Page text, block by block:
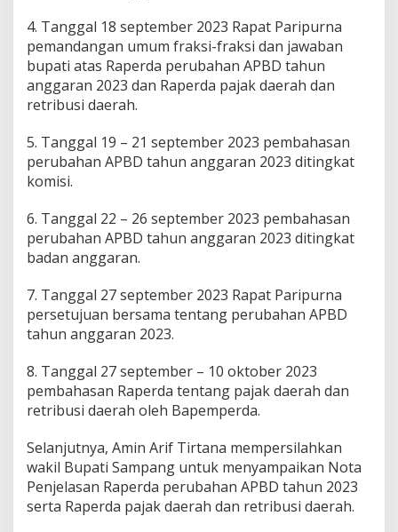
4. Tanggal 18 september 2023 Rapat Paripurna
pemandangan umum fraksi-fraksi dan jawaban
bupati atas Raperda perubahan APBD tahun
anggaran 2023 dan Raperda pajak daerah dan
retribusi daerah.
5. Tanggal 19 – 21 september 2023 pembahasan
perubahan APBD tahun anggaran 2023 ditingkat
komisi.
6. Tanggal 22 – 26 september 2023 pembahasan
perubahan APBD tahun anggaran 2023 ditingkat
badan anggaran.
7. Tanggal 27 september 2023 Rapat Paripurna
persetujuan bersama tentang perubahan APBD
tahun anggaran 2023.
8. Tanggal 27 september – 10 oktober 2023
pembahasan Raperda tentang pajak daerah dan
retribusi daerah oleh Bapemperda.
Selanjutnya, Amin Arif Tirtana mempersilahkan
wakil Bupati Sampang untuk menyampaikan Nota
Penjelasan Raperda perubahan APBD tahun 2023
serta Raperda pajak daerah dan retribusi daerah.